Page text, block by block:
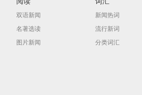
双语新闻
名著选读
图片新闻
新闻热词
流行新词
分类词汇